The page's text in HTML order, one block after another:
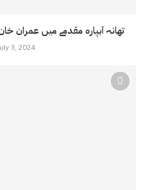
تھانہ آبپارہ مقدمے میں عمران
3, 2024